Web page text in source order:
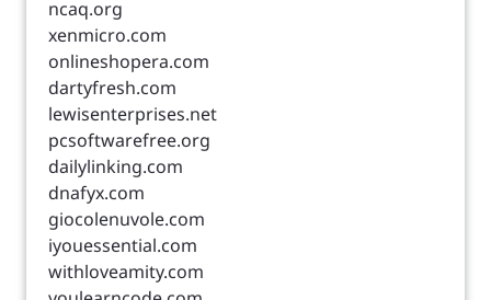
ncaq.org
xenmicro.com
onlineshopera.com
dartyfresh.com
lewisenterprises.net
pcsoftwarefree.org
dailylinking.com
dnafyx.com
giocolenuvole.com
iyouessential.com
withloveamity.com